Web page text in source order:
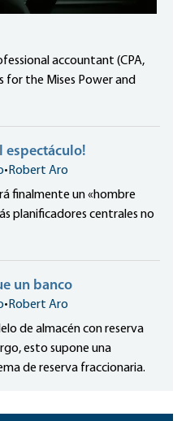
accountant (CPA,
the Mises Power and
espectáculo!
• Robert Aro
finalmente un «hombre
planificadores centrales no
un banco
• Robert Aro
de almacén con reserva
esto supone una
de reserva fraccionaria.